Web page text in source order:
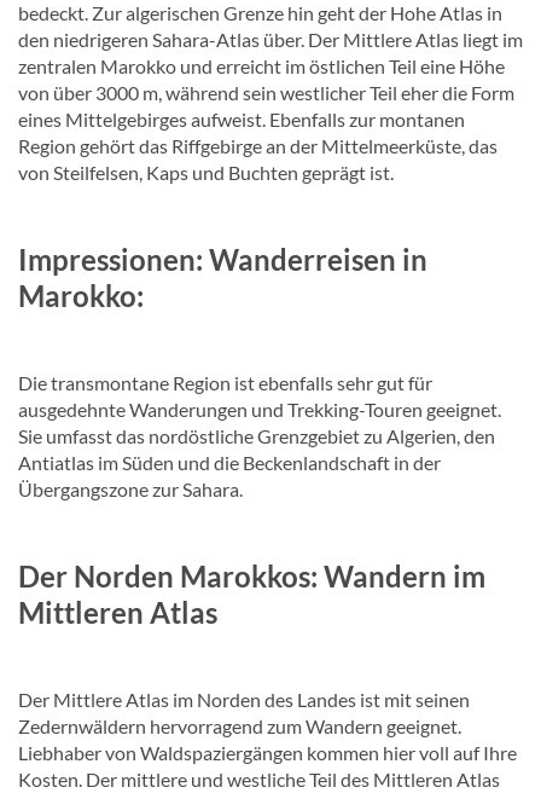
bedeckt. Zur algerischen Grenze hin geht der Hohe Atlas in
den niedrigeren Sahara-Atlas über. Der Mittlere Atlas liegt im
zentralen Marokko und erreicht im östlichen Teil eine Höhe
von über 3000 m, während sein westlicher Teil eher die Form
eines Mittelgebirges aufweist. Ebenfalls zur montanen
Region gehört das Riffgebirge an der Mittelmeerküste, das
von Steilfelsen, Kaps und Buchten geprägt ist.
Impressionen: Wanderreisen in
Marokko:
Die transmontane Region ist ebenfalls sehr gut für
ausgedehnte Wanderungen und Trekking-Touren geeignet.
Sie umfasst das nordöstliche Grenzgebiet zu Algerien, den
Antiatlas im Süden und die Beckenlandschaft in der
Übergangszone zur Sahara.
Der Norden Marokkos: Wandern im
Mittleren Atlas
Der Mittlere Atlas im Norden des Landes ist mit seinen
Zedernwäldern hervorragend zum Wandern geeignet.
Liebhaber von Waldspaziergängen kommen hier voll auf Ihre
Kosten. Der mittlere und westliche Teil des Mittleren Atlas